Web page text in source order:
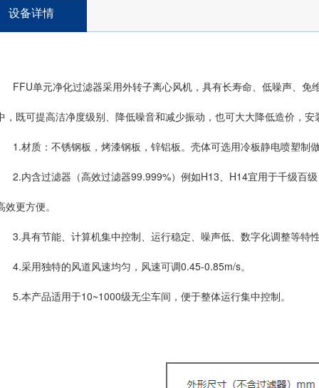
设备详情
FFU单元净化过滤器采用外转子离心风机，具有长寿命、低噪声、
，既可提高洁净度级别、降低噪音和减少振动，也可大大降低造价，
1.材质：不锈钢板，烤漆钢板，锌铝板。壳体可选用冷板静电喷塑制
2.内含过滤器（高效过滤器99.999%）例如H13、H14宜用于千级百
效更方便。
3.具有节能、计算机集中控制、运行稳定、噪声低、数字化调整等特
4.采用独特的风道风速均匀，风速可调0.45-0.85m/s。
5.本产品适用于10~1000级无尘车间，便于整体运行集中控制。